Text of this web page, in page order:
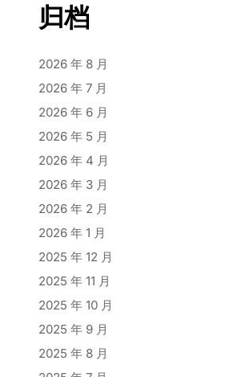
归档
2026 年 8 月
2026 年 7 月
2026 年 6 月
2026 年 5 月
2026 年 4 月
2026 年 3 月
2026 年 2 月
2026 年 1 月
2025 年 12 月
2025 年 11 月
2025 年 10 月
2025 年 9 月
2025 年 8 月